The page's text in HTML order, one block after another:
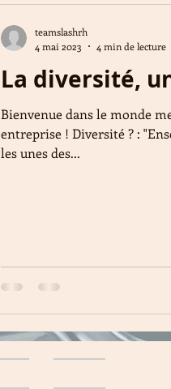
La diversité,
Bienvenue dans le monde
entreprise ! Diversité ? :
les unes des...
teamslashrh
4 mai 2023
4 min de lecture